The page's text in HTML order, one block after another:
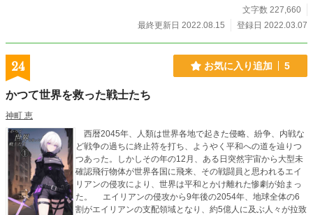
文字数 227,660
最終更新日 2022.08.15
登録日 2022.03.07
24 お気に入り追加 5
かつて世界を救った戦士たち
神町 恵
西暦2045年、人類は世界各地で起きた侵略、紛争、内戦な
ど戦争の過ちに終止符を打ち、ようやく平和への道を辿りつ
つあった。しかしその年の12月、ある日突然宇宙から大型未
確認飛行物体が世界各国に飛来、その戦闘員と思われるエイ
リアンの侵攻により、世界は平和とかけ離れた惨劇が始まっ
た。 エイリアンの侵攻から9年後の2054年、地球全体の6
割がエイリアンの支配領域となり、約5億人に及ぶ人々が拉致